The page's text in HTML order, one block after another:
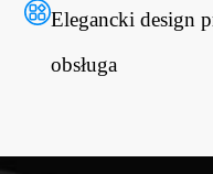
Elegancki design
obsługa